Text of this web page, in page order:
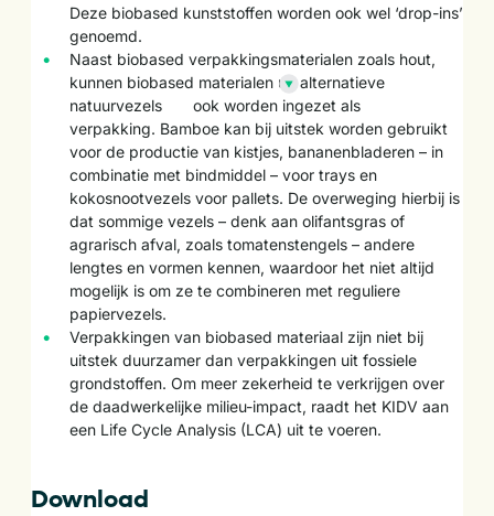
Deze biobased kunststoffen worden ook wel ‘drop-ins’
genoemd.
Naast biobased verpakkingsmaterialen zoals hout,
kunnen biobased materialen uitalternatieve
natuurvezels
ook worden ingezet als
verpakking. Bamboe kan bij uitstek worden gebruikt
voor de productie van kistjes, bananenbladeren – in
combinatie met bindmiddel – voor trays en
kokosnootvezels voor pallets. De overweging hierbij is
dat sommige vezels – denk aan olifantsgras of
agrarisch afval, zoals tomatenstengels – andere
lengtes en vormen kennen, waardoor het niet altijd
mogelijk is om ze te combineren met reguliere
papiervezels.
Verpakkingen van biobased materiaal zijn niet bij
uitstek duurzamer dan verpakkingen uit fossiele
grondstoffen. Om meer zekerheid te verkrijgen over
de daadwerkelijke milieu-impact, raadt het KIDV aan
een Life Cycle Analysis (LCA) uit te voeren.
Download